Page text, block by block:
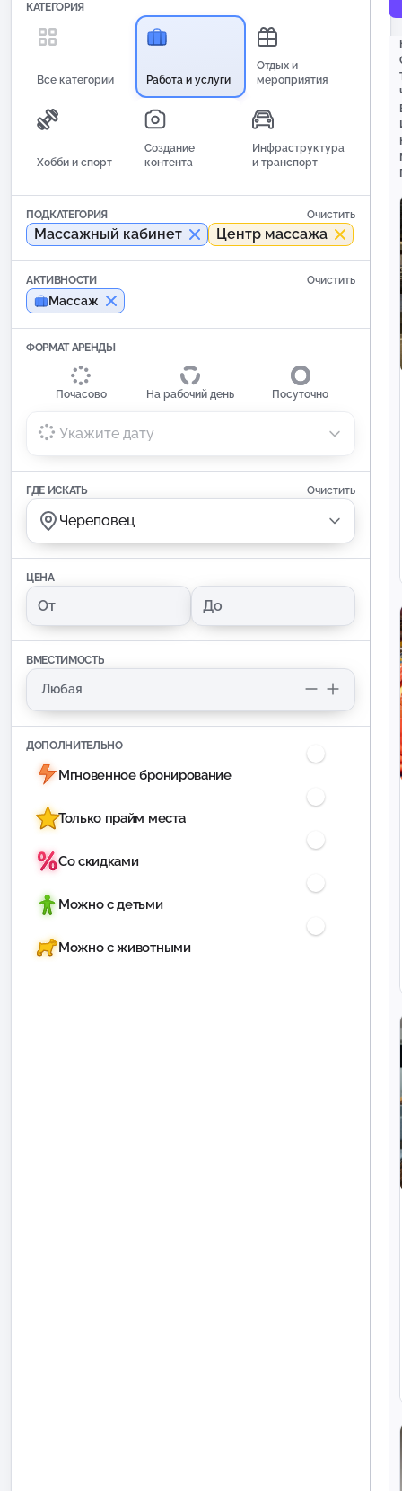
КАТЕГОРИЯ
Все категории Работа и услуги
Отдых и
мероприятия
Хобби и спорт
Создание
контента
Инфраструктура
и транспорт
ПОДКАТЕГОРИЯ Очистить
Массажный кабинет Центр массажа
АКТИВНОСТИ Очистить
Массаж
ФОРМАТ АРЕНДЫ
Почасово На рабочий день Посуточно
Укажите дату
ГДЕ ИСКАТЬ Очистить
Череповец
ЦЕНА
ВМЕСТИМОСТЬ
ДОПОЛНИТЕЛЬНО
Мгновенное бронирование
Только прайм места
Со скидками
Можно с детьми
Можно с животными